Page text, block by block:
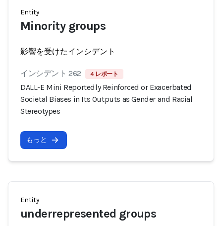
Entity
Minority groups
影響を受けたインシデント
インシデント 262 4 レポート
DALL-E Mini Reportedly Reinforced or Exacerbated
Societal Biases in Its Outputs as Gender and Racial
Stereotypes
もっと
Entity
underrepresented groups